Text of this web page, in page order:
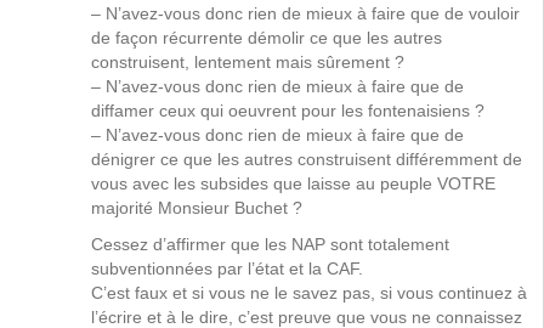
– N’avez-vous donc rien de mieux à faire que de vouloir
de façon récurrente démolir ce que les autres
construisent, lentement mais sûrement ?
– N’avez-vous donc rien de mieux à faire que de
diffamer ceux qui oeuvrent pour les fontenaisiens ?
– N’avez-vous donc rien de mieux à faire que de
dénigrer ce que les autres construisent différemment de
vous avec les subsides que laisse au peuple VOTRE
majorité Monsieur Buchet ?
Cessez d’affirmer que les NAP sont totalement
subventionnées par l’état et la CAF.
C’est faux et si vous ne le savez pas, si vous continuez à
l’écrire et à le dire, c’est preuve que vous ne connaissez